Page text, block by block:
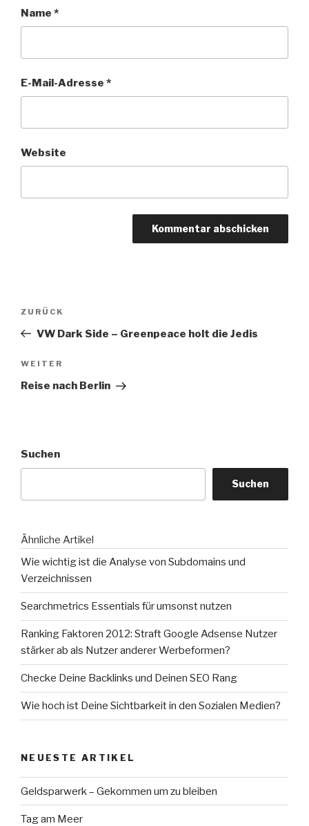
Name *
E-Mail-Adresse *
Website
Beitragsnavigation
Vorheriger
Beitrag
ZURÜCK
VW Dark Side – Greenpeace holt die Jedis
Nächster
Beitrag
WEITER
Reise nach Berlin
Suchen
Suchen
Ähnliche Artikel
Wie wichtig ist die Analyse von Subdomains und
Verzeichnissen
Searchmetrics Essentials für umsonst nutzen
Ranking Faktoren 2012: Straft Google Adsense Nutzer
stärker ab als Nutzer anderer Werbeformen?
Checke Deine Backlinks und Deinen SEO Rang
Wie hoch ist Deine Sichtbarkeit in den Sozialen Medien?
NEUESTE ARTIKEL
Geldsparwerk – Gekommen um zu bleiben
Tag am Meer